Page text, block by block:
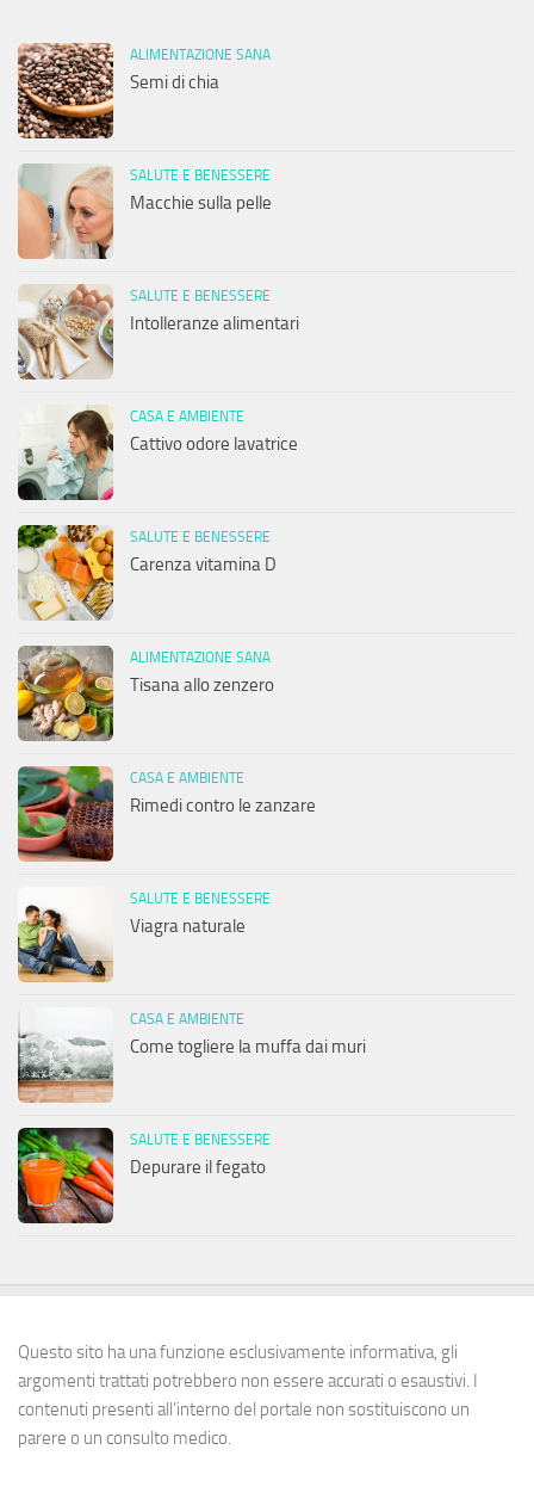
ALIMENTAZIONE SANA
Semi di chia
SALUTE E BENESSERE
Macchie sulla pelle
SALUTE E BENESSERE
Intolleranze alimentari
CASA E AMBIENTE
Cattivo odore lavatrice
SALUTE E BENESSERE
Carenza vitamina D
ALIMENTAZIONE SANA
Tisana allo zenzero
CASA E AMBIENTE
Rimedi contro le zanzare
SALUTE E BENESSERE
Viagra naturale
CASA E AMBIENTE
Come togliere la muffa dai muri
SALUTE E BENESSERE
Depurare il fegato
Questo sito ha una funzione esclusivamente informativa, gli
argomenti trattati potrebbero non essere accurati o esaustivi. I
contenuti presenti all’interno del portale non sostituiscono un
parere o un consulto medico.